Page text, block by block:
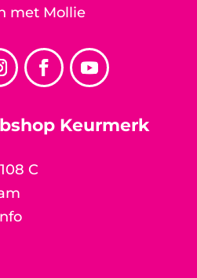
met Mollie
Keurmerk
C